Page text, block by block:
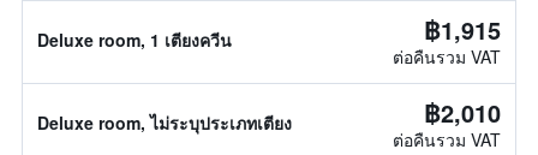
Deluxe room, 1 เตียงควีน ฿1,915
ต่อคืนรวม VAT
Deluxe room, ไม่ระบุประเภทเตียง ฿2,010
ต่อคืนรวม VAT